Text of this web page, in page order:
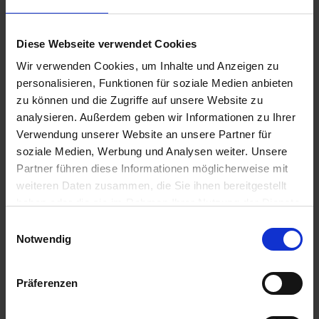
Diese Webseite verwendet Cookies
Wir verwenden Cookies, um Inhalte und Anzeigen zu
personalisieren, Funktionen für soziale Medien anbieten
zu können und die Zugriffe auf unsere Website zu
analysieren. Außerdem geben wir Informationen zu Ihrer
Verwendung unserer Website an unsere Partner für
soziale Medien, Werbung und Analysen weiter. Unsere
Partner führen diese Informationen möglicherweise mit
weiteren Daten zusammen, die Sie ihnen bereitgestellt
Notwendig
Präferenzen
mehr
VERPACKUNG ODER KENNZEICHNUNGSETIKETT
BEREITHALTEN.
P102-DARF...
mehr
Anmelden für Ihren persönlichen Preis
334,27 €